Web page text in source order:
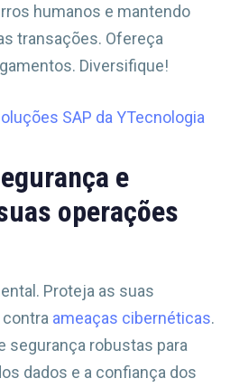
humanos e mantendo
transações. Ofereça
Diversifique!
SAP da YTecnologia
e
operações
Proteja as suas
ameaças cibernéticas.
segurança robustas para
dados e a confiança dos